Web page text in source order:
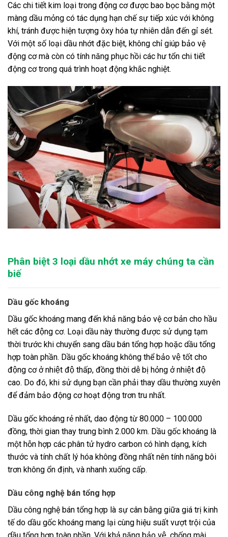
Các chi tiết kim loại trong động cơ được bao bọc bằng một
màng dầu mỏng có tác dụng hạn chế sự tiếp xúc với không
khí, tránh được hiện tượng ôxy hóa tự nhiên dẫn đến gỉ sét.
Với một số loại dầu nhớt đặc biệt, không chỉ giúp bảo vệ
động cơ mà còn có tính năng phục hồi các hư tổn chi tiết
động cơ trong quá trình hoạt động khắc nghiệt.
Phân biệt 3 loại dầu nhớt xe máy chúng ta cần
biế
Dầu gốc khoáng
Dầu gốc khoáng mang đến khả năng bảo vệ cơ bản cho hầu
hết các động cơ. Loại dầu này thường được sử dụng tạm
thời trước khi chuyển sang dầu bán tổng hợp hoặc dầu tổng
hợp toàn phần. Dầu gốc khoáng không thể bảo vệ tốt cho
động cơ ở nhiệt độ thấp, đồng thời dễ bị hỏng ở nhiệt độ
cao. Do đó, khi sử dụng bạn cần phải thay dầu thường xuyên
để đảm bảo động cơ hoạt động trơn tru nhất.
Dầu gốc khoáng rẻ nhất, dao động từ 80.000 – 100.000
đồng, thời gian thay trung bình 2.000 km. Dầu gốc khoáng là
một hỗn hợp các phân tử hydro carbon có hình dạng, kích
thước và tính chất lý hóa không đồng nhất nên tính năng bôi
trơn không ổn định, và nhanh xuống cấp.
Dầu công nghệ bán tổng hợp
Dầu công nghệ bán tổng hợp là sự cân bằng giữa giá trị kinh
tế do dầu gốc khoáng mang lại cùng hiệu suất vượt trội của
dầu tổng hợp toàn phần. Với khả năng bảo vệ, chống mài